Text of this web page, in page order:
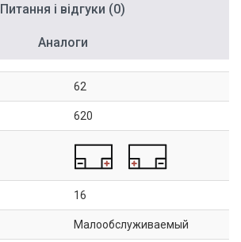
Питання і відгуки (0)
Аналоги
62
620
16
Малообслуживаемый